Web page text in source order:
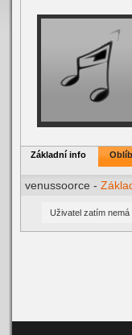
Základní info
venussoorce -
Uživatel zatím nemá